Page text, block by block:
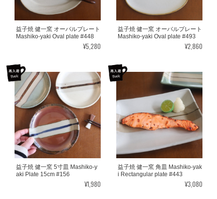
益子焼 健一窯 オーバルプレート
Mashiko-yaki Oval plate #448
¥5,280
益子焼 健一窯 オーバルプレート
Mashiko-yaki Oval plate #493
¥2,860
益子焼 健一窯 5寸皿 Mashiko-y
aki Plate 15cm #156
¥1,980
益子焼 健一窯 角皿 Mashiko-yak
i Rectangular plate #443
¥3,080